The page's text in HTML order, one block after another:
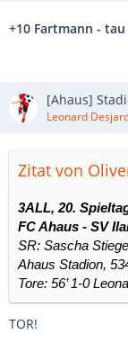
+10 Fartmann -
[Ahaus]
Leonard
Zitat von
3ALL, 20.
FC Ahaus - SV
SR: Sascha
Ahaus Stadion,
Tore: 56’ 1-0
TOR!